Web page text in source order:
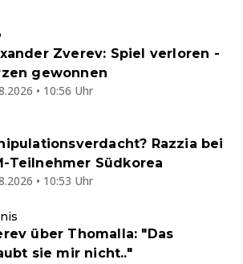
Zverev: Spiel verloren -
gewonnen
• 10:56 Uhr
Razzia bei
Teilnehmer Südkorea
• 10:53 Uhr
über Thomalla: "Das
sie mir nicht.."